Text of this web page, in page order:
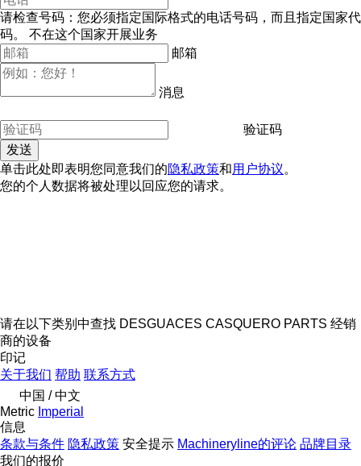
请检查号码：您必须指定国际格式的电话号码，而且指定国家代
码。
不在这个国家开展业务
邮箱
消息
验证码
单击此处即表明您同意我们的隐私政策和用户协议。
您的个人数据将被处理以回应您的请求。
请在以下类别中查找 DESGUACES CASQUERO PARTS 经销
商的设备
印记
关于我们 帮助 联系方式
中国 / 中文
Metric Imperial
信息
条款与条件 隐私政策 安全提示 Machineryline的评论 品牌目录
我们的报价